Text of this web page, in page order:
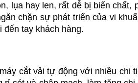
lụa hay len, rất dễ bị biến chất,
chặn sự phát triển của vi
tay khách hàng.
cắt vải tự động với nhiều chi